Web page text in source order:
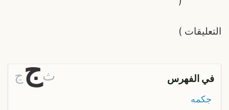
التعليقات )
في الفهرس ثج ڃ
جكمه